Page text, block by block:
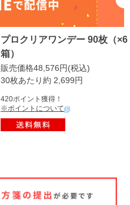
プロクリアワンデー 90枚（×6
箱）
販売価格48,576円(税込)
30枚あたり約 2,699円
420ポイント獲得！
※ポイントについて